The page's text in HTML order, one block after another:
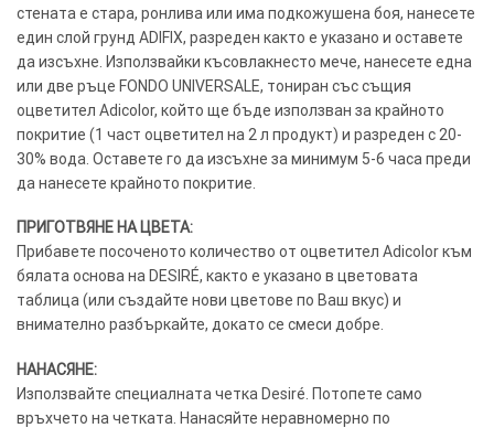
стената е стара, ронлива или има подкожушена боя, нанесете
един слой грунд ADIFIX, разреден както е указано и оставете
да изсъхне. Използвайки късовлакнесто мече, нанесете една
или две ръце FONDO UNIVERSALE, тониран със същия
оцветител Adicolor, който ще бъде използван за крайното
покритие (1 част оцветител на 2 л продукт) и разреден с 20-
30% вода. Оставете го да изсъхне за минимум 5-6 часа преди
да нанесете крайното покритие.
ПРИГОТВЯНЕ НА ЦВЕТА:
Прибавете посоченото количество от оцветител Adicolor към
бялата основа на DESIRÉ, както е указано в цветовата
таблица (или създайте нови цветове по Ваш вкус) и
внимателно разбъркайте, докато се смеси добре.
НАНАСЯНЕ:
Използвайте специалната четка Desiré. Потопете само
връхчето на четката. Нанасяйте неравномерно по